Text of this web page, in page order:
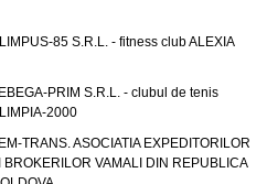
85 S.R.L. - fitness club ALEXIA
PRIM S.R.L. - clubul de tenis
2000
TRANS. ASOCIATIA EXPEDITORILOR
BROKERILOR VAMALI DIN REPUBLICA